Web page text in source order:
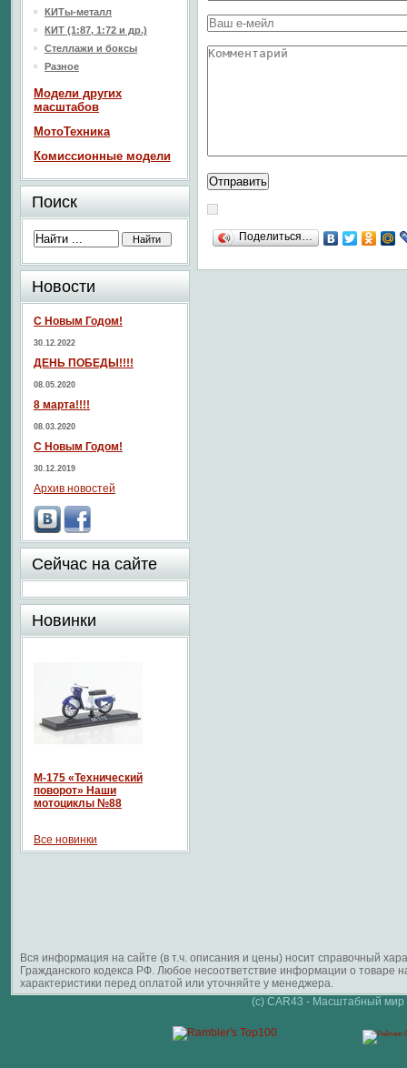
Поделиться…
КИТы-металл
КИТ (1:87, 1:72 и др.)
Стеллажи и боксы
Разное
Модели других
масштабов
МотоТехника
Комиссионные модели
Поиск
Новости
С Новым Годом!
30.12.2022
ДЕНЬ ПОБЕДЫ!!!!
08.05.2020
8 марта!!!!
08.03.2020
С Новым Годом!
30.12.2019
Архив новостей
Сейчас на сайте
Новинки
М-175 «Технический
поворот» Наши
мотоциклы №88
Все новинки
Вся информация на сайте (в т.ч. описания и цены) носит справочный
Гражданского кодекса РФ. Любое несоответствие информации о
характеристики перед оплатой или уточняйте у менеджера.
(c) CAR43 - Масштабный мир